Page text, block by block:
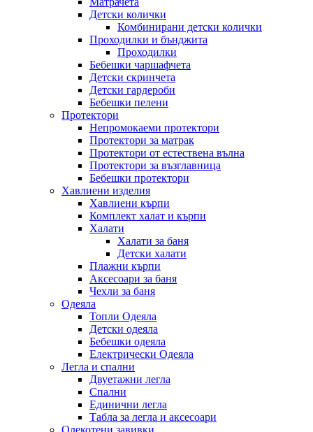
Детски колички
Комбинирани детски колички
Проходилки и бънджита
Проходилки
Бебешки чаршафчета
Детски скринчета
Детски гардероби
Бебешки пелени
Протектори
Непромокаеми протектори
Протектори за матрак
Протектори от естествена вълна
Протектори за възглавница
Бебешки протектори
Хавлиени изделия
Хавлиени кърпи
Комплект халат и кърпи
Халати
Халати за баня
Детски халати
Плажни кърпи
Аксесоари за баня
Чехли за баня
Одеяла
Топли Одеяла
Детски одеяла
Бебешки одеяла
Електрически Одеяла
Легла и спални
Двуетажни легла
Спални
Единични легла
Табла за легла и аксесоари
Олекотени завивки